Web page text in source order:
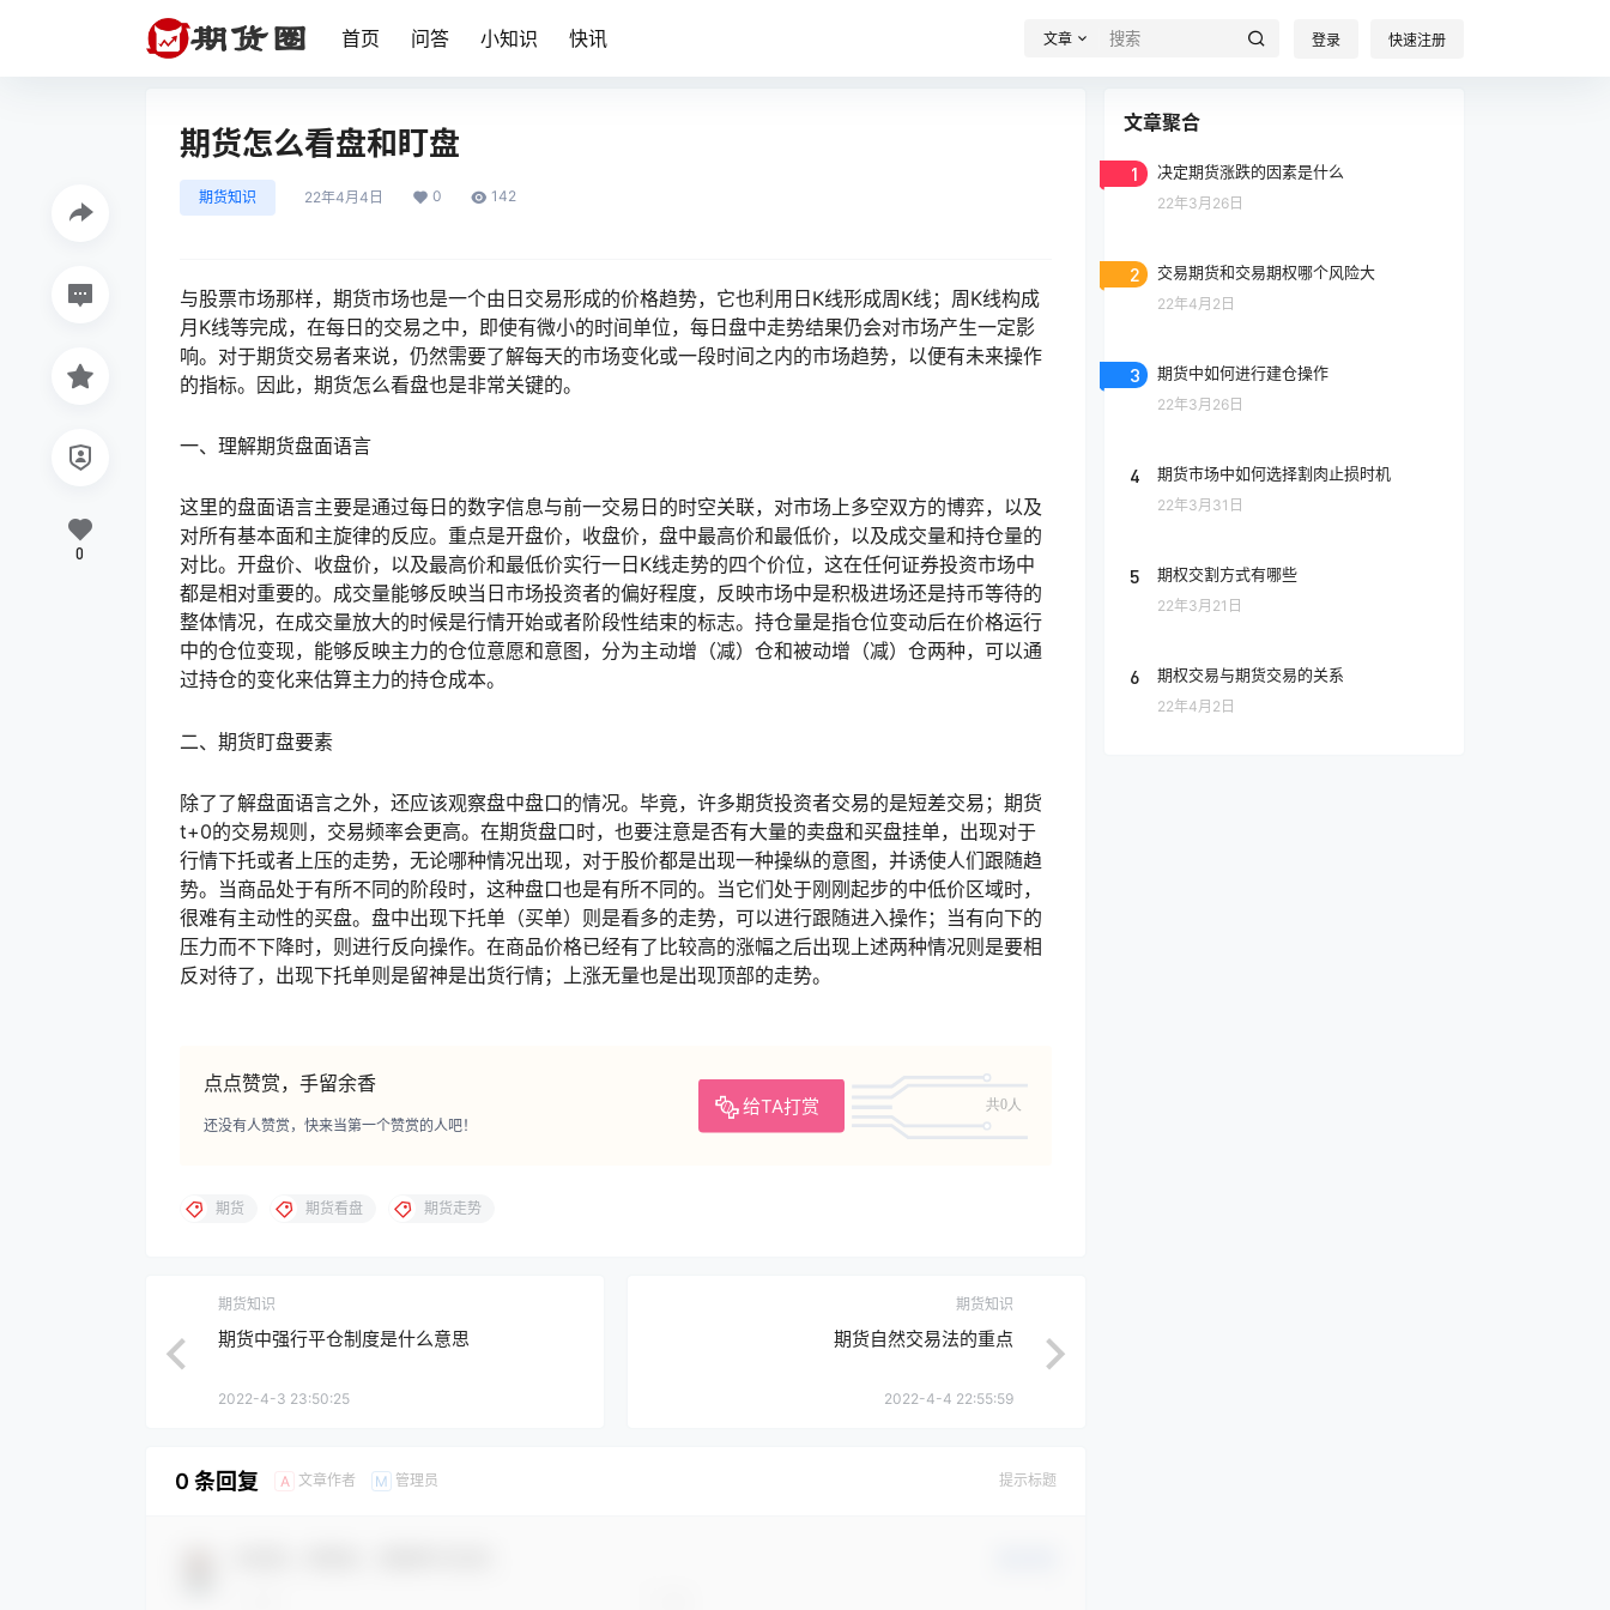
首页 问答 小知识 快讯 文章 登录 快速注册
期货怎么看盘和盯盘
期货知识 22年4月4日 0 142
与股票市场那样，期货市场也是一个由日交易形成的价格趋势，它也利用日K线形成周K线；周K线构成
月K线等完成，在每日的交易之中，即使有微小的时间单位，每日盘中走势结果仍会对市场产生一定影
响。对于期货交易者来说，仍然需要了解每天的市场变化或一段时间之内的市场趋势，以便有未来操作
的指标。因此，期货怎么看盘也是非常关键的。
一、理解期货盘面语言
这里的盘面语言主要是通过每日的数字信息与前一交易日的时空关联，对市场上多空双方的博弈，以及
对所有基本面和主旋律的反应。重点是开盘价，收盘价，盘中最高价和最低价，以及成交量和持仓量的
对比。开盘价、收盘价，以及最高价和最低价实行一日K线走势的四个价位，这在任何证券投资市场中
都是相对重要的。成交量能够反映当日市场投资者的偏好程度，反映市场中是积极进场还是持币等待的
整体情况，在成交量放大的时候是行情开始或者阶段性结束的标志。持仓量是指仓位变动后在价格运行
中的仓位变现，能够反映主力的仓位意愿和意图，分为主动增（减）仓和被动增（减）仓两种，可以通
过持仓的变化来估算主力的持仓成本。
二、期货盯盘要素
除了了解盘面语言之外，还应该观察盘中盘口的情况。毕竟，许多期货投资者交易的是短差交易；期货
t+0的交易规则，交易频率会更高。在期货盘口时，也要注意是否有大量的卖盘和买盘挂单，出现对于
行情下托或者上压的走势，无论哪种情况出现，对于股价都是出现一种操纵的意图，并诱使人们跟随趋
势。当商品处于有所不同的阶段时，这种盘口也是有所不同的。当它们处于刚刚起步的中低价区域时，
很难有主动性的买盘。盘中出现下托单（买单）则是看多的走势，可以进行跟随进入操作；当有向下的
压力而不下降时，则进行反向操作。在商品价格已经有了比较高的涨幅之后出现上述两种情况则是要相
反对待了，出现下托单则是留神是出货行情；上涨无量也是出现顶部的走势。
点点赞赏，手留余香
给TA打赏 共0人
还没有人赞赏，快来当第一个赞赏的人吧！
0
期货 期货看盘 期货走势
期货知识
期货中强行平仓制度是什么意思
2022-4-3 23:50:25
期货知识
期货自然交易法的重点
2022-4-4 22:55:59
0 条回复 A 文章作者 M 管理员 提示标题
文章聚合
1 决定期货涨跌的因素是什么
22年3月26日
2 交易期货和交易期权哪个风险大
22年4月2日
3 期货中如何进行建仓操作
22年3月26日
4 期货市场中如何选择割肉止损时机
22年3月31日
5 期权交割方式有哪些
22年3月21日
6 期权交易与期货交易的关系
22年4月2日